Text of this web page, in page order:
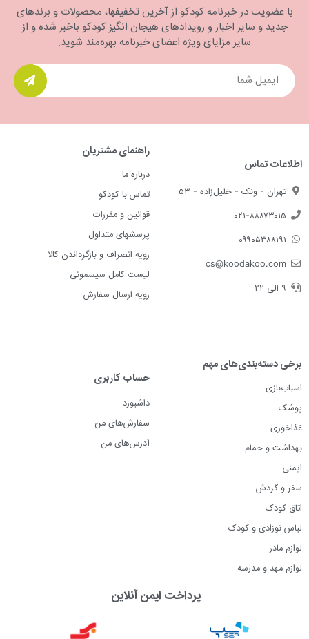
با عضویت در خبرنامه کودکو از آخرین تخفیفها، محصولات و برندهای
جدید و سایر اخبار و رویدادهای هیجان انگیز کودکو باخبر شده و از
سایر مزایای ویژه اعضای خبرنامه بهره‌مند شوید.
اطلاعات تماس
تهران - ونک - خلیل‌زاده - ۵۳
۰۲۱-۸۸۸۷۳۰۱۵
۰۹۹۰۵۳۸۸۱۹۱
cs@koodakoo.com
۹ الی ۲۲
راهنمای مشتریان
درباره ما
تماس با کودکو
قوانین و مقررات
پرسشهای متداول
رویه انصراف و بازگرداندن کالا
لیست کامل سیسمونی
رویه ارسال سفارش
برخی دسته‌بندی‌های مهم
اسباب‌بازی
پوشک
غذاخوری
بهداشت و حمام
ایمنی
سفر و گردش
اتاق کودک
لباس نوزادی و کودک
لوازم مادر
لوازم مهد و مدرسه
حساب کاربری
داشبورد
سفارش‌های من
آدرس‌های من
پرداخت ایمن آنلاین